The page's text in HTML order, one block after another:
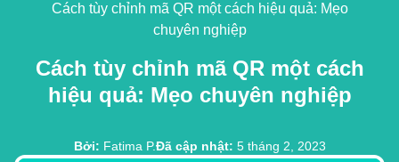
Cách tùy chỉnh mã QR một cách hiệu quả: Mẹo
chuyên nghiệp
Cách tùy chỉnh mã QR một cách
hiệu quả: Mẹo chuyên nghiệp
Bởi: Fatima P.Đã cập nhật: 5 tháng 2, 2023